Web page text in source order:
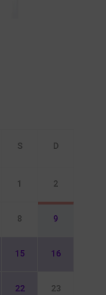
1 2
8 9
15 16
22 23